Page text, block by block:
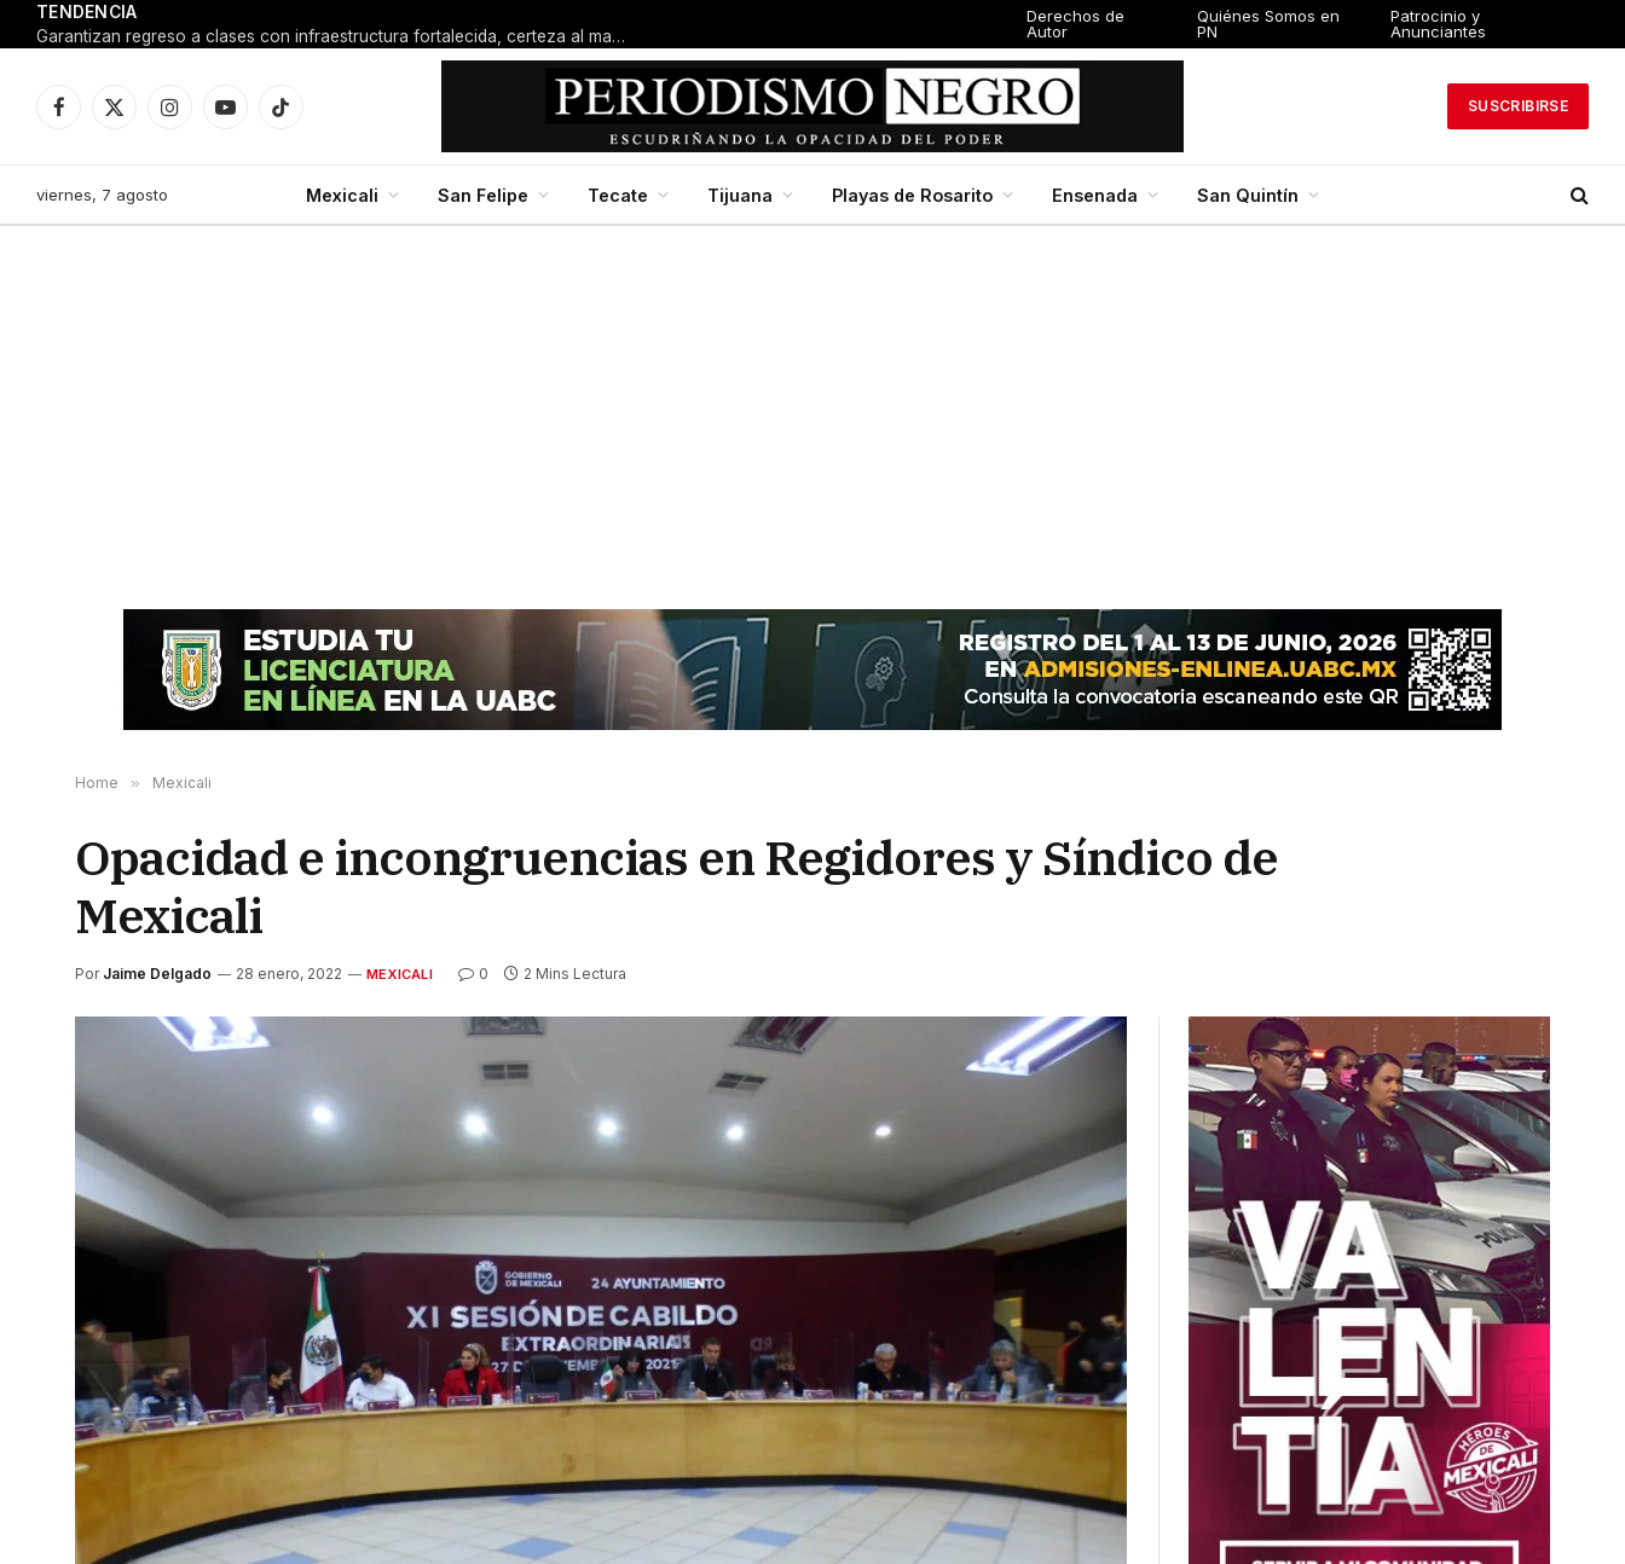
TENDENCIA
Garantizan regreso a clases con infraestructura fortalecida, certeza al magisterio y apoyos: Marina del Pilar
Derechos de
Autor
Quiénes Somos en
PN
Patrocinio y
Anunciantes
Facebook
X
InstagramYouTubeTikTok
SUSCRIBIRSE
viernes, 7 agosto Mexicali San Felipe Tecate Tijuana Playas de Rosarito Ensenada San Quintín
Home » Mexicali
Opacidad e incongruencias en Regidores y Síndico de
Mexicali
Por Jaime Delgado 28 enero, 2022 MEXICALI 0 2 Mins Lectura